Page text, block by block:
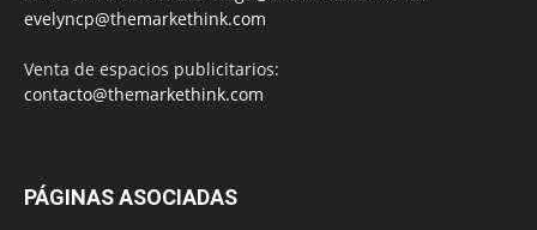
evelyncp@themarkethink.com
Venta de espacios publicitarios:
contacto@themarkethink.com
PÁGINAS ASOCIADAS